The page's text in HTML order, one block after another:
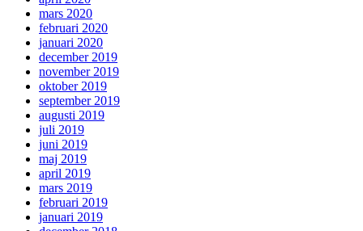
mars 2020
februari 2020
januari 2020
december 2019
november 2019
oktober 2019
september 2019
augusti 2019
juli 2019
juni 2019
maj 2019
april 2019
mars 2019
februari 2019
januari 2019